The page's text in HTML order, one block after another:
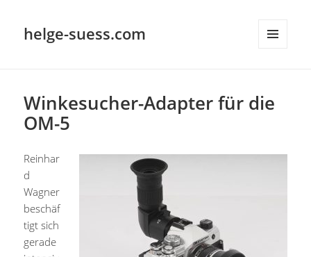
helge-suess.com
Winkesucher-Adapter für die
OM-5
Reinhar
d
Wagner
beschäf
tigt sich
gerade